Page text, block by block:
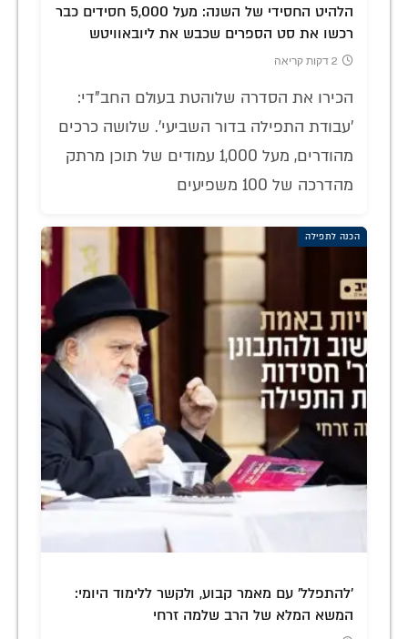
הלהיט החסידי של השנה: מעל 5,000 חסידים כבר
רכשו את סט הספרים שכבש את ליובאוויטש
2 דקות קריאה
הכירו את הסדרה שלוהטת בעולם החב"די:
'עבודת התפילה בדור השביעי'. שלושה כרכים
מהודרים, מעל 1,000 עמודים של תוכן מרתק
מהדרכה של 100 משפיעים
הכנה לתפילה
'להתפלל' עם מאמר קבוע, ולקשר ללימוד היומי:
המשא המלא של הרב שלמה זרחי